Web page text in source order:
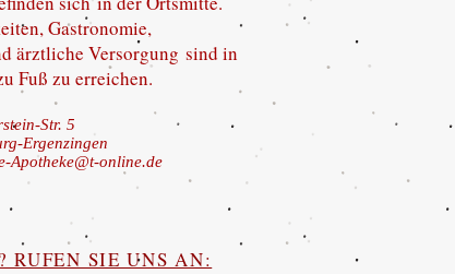
Gastronomie,
ärztliche Versorgung sind in
Fuß zu erreichen.
Str. 5
Ergenzingen
Apotheke@t-online.de
RUFEN SIE UNS AN: